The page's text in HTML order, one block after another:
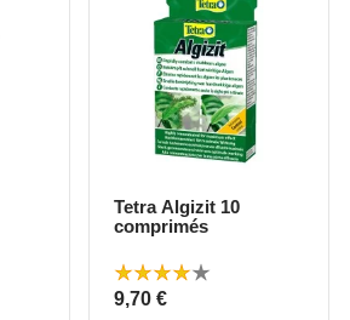
Tetra Algizit 10
comprimés
Prix
9,70 €